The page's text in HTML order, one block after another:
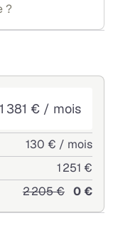
1 381 € / mois
130 € / mois
1 251 €
2 205 € 0 €
?